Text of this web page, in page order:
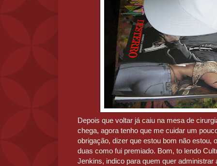
Depois que voltar já caiu na mesa de
chega, agora tenho que me cuidar um
obrigação, dizer que estou bom não estou,
duas como fui premiado. Bom, to lendo
Jenkins, indico para quem quer